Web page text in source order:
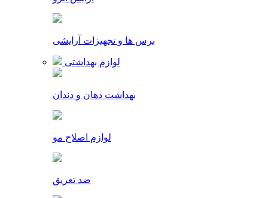
برس ها و تجهیزات آرایشی
لوازم بهداشتی
بهداشت دهان و دندان
لوازم اصلاح مو
ضد تعریق